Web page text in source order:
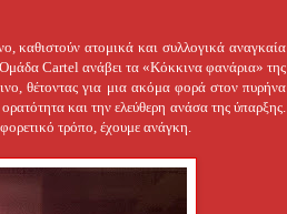
καθιστούν ατομικά και συλλογικά αναγκαία
Cartel ανάβει τα «Κόκκινα φανάρια» της
θέτοντας για μια ακόμα φορά στον πυρήνα
και την ελεύθερη ανάσα της ύπαρξης.
τρόπο, έχουμε ανάγκη.